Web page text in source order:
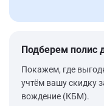
Подберем полис
Покажем, где
учтём вашу скидку
вождение (КБМ).